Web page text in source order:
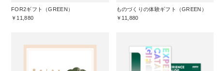
FOR2ギフト（GREEN）
￥11,880
ものづくりの体験ギフト（GREEN）
￥11,880